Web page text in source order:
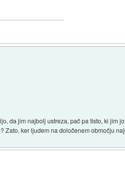
da jim najbolj ustreza, pač pa tisto, ki jim
Zato, ker ljudem na določenem območju